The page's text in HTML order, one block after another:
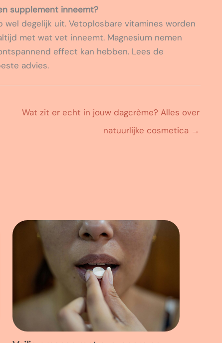
supplement inneemt?
degelijk uit. Vetoplosbare vitamines worden
met wat vet inneemt. Magnesium nemen
effect kan hebben. Lees de
advies.
Wat zit er echt in jouw dagcrème? Alles over
natuurlijke cosmetica →